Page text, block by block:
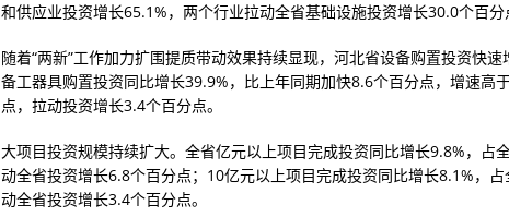
和供应业投资增长65.1%，两个行业拉动全省基础设施投资增长30.0个百分
随着“两新”工作加力扩围提质带动效果持续显现，河北省设备购置投资快
备工器具购置投资同比增长39.9%，比上年同期加快8.6个百分点，增速高
点，拉动投资增长3.4个百分点。
大项目投资规模持续扩大。全省亿元以上项目完成投资同比增长9.8%，占
动全省投资增长6.8个百分点；10亿元以上项目完成投资同比增长8.1%，
动全省投资增长3.4个百分点。